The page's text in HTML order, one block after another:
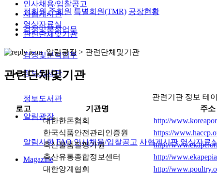
정회원,준회원 특별회원(TMR) 공장현황
검정및분석업무
검정및분석업무
정보도서관
정보도서관
알림광장
알림사항 FAQ 인사채용/입찰공고 사협게시판 영상자료
Magazine
인사채용/입찰공고
사협게시판
영상자료실
관련단체및기관
알림광장 > 관련단체및기관
관련단체및기관
관련기관 정보 테
로고
기관명
주소
대한한돈협회
http://
한국식품안전관리인증원
https://
축산물품질평가원
http://
축산유통종합정보센터
http://
대한양계협회
http://